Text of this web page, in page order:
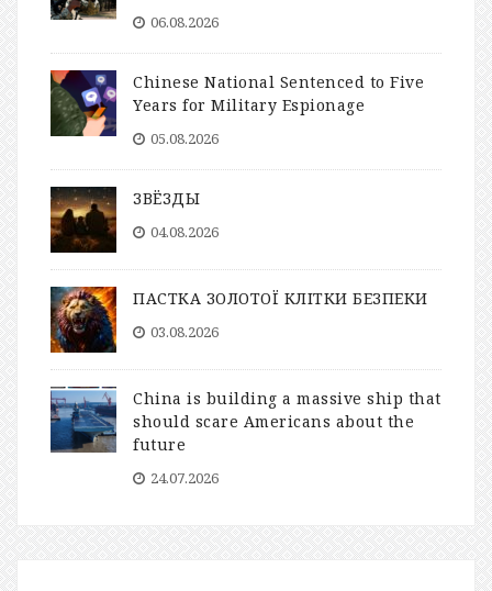
06.08.2026
Chinese National Sentenced to Five
Years for Military Espionage
05.08.2026
ЗВЁЗДЫ
04.08.2026
ПАСТКА ЗОЛОТОЇ КЛІТКИ БЕЗПЕКИ
03.08.2026
China is building a massive ship that
should scare Americans about the
future
24.07.2026